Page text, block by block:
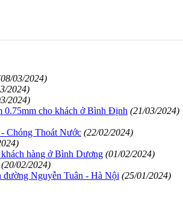
03/2024)
2024)
2024)
0.75mm cho khách ở Bình Định (21/03/2024)
Chóng Thoát Nước (22/02/2024)
hàng ở Bình Dương (01/02/2024)
(20/02/2024)
đường Nguyễn Tuân - Hà Nội (25/01/2024)